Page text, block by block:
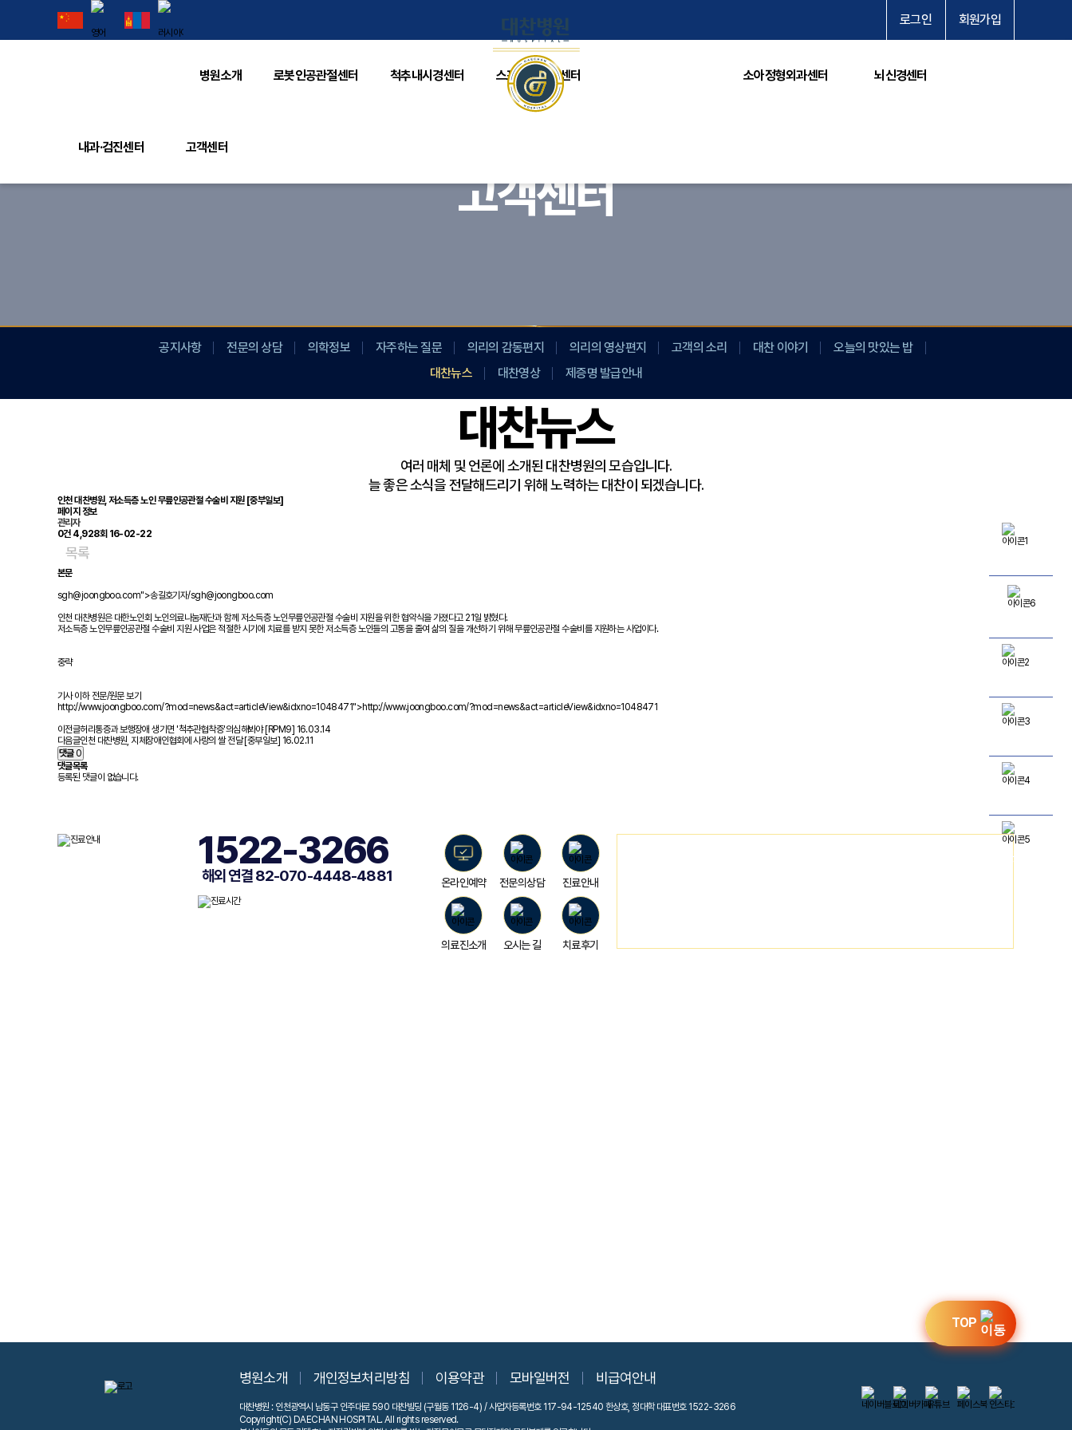
로그인 회원가입
병원소개 로봇인공관절센터 척추내시경센터 스포츠메디컬센터 소아정형외과센터 뇌신경센터
내과·검진센터 고객센터
전문의상담
TOP
고객센터
공지사항 전문의 상담 의학정보 자주하는 질문 의리의 감동편지 의리의 영상편지 고객의 소리 대찬 이야기
오늘의 맛있는 밥
대찬뉴스
대찬영상 제증명 발급안내
대찬뉴스
여러 매체 및 언론에 소개된 대찬병원의 모습입니다.
늘 좋은 소식을 전달해드리기 위해 노력하는 대찬이 되겠습니다.
인천 대찬병원, 저소득층 노인 무릎인공관절 수술비 지원 [중부일보]
페이지 정보
관리자
0건 4,928회 16-02-22
목록
본문
sgh@joongboo.com">송길호기자/sgh@joongboo.com
인천 대찬병원은 대한노인회 노인의료나눔재단과 함께 저소득층 노인무릎인공관절 수술비 지원을 위한 협약식을 가졌다고 21일 밝혔다.
저소득층 노인무릎인공관절 수술비 지원 사업은 적절한 시기에 치료를 받지 못한 저소득층 노인들의 고통을 줄여 삶의 질을 개선하기 위해 무릎인공관절 수술비를 지원하는 사업이다.
중략
기사 이하 전문/원문 보기
http://www.joongboo.com/?mod=news&act=articleView&idxno=1048471">http://www.joongboo.com/?mod=news&act=articleView&idxno=1048471
이전글허리통증과 보행장애 생기면 '척추관협착증'의심해봐야 [RPM9] 16.03.14
다음글인천 대찬병원, 지체장애인협회에 사랑의 쌀 전달 [중부일보] 16.02.11
댓글0
댓글목록
등록된 댓글이 없습니다.
1522-3266
해외 연결 82-070-4448-4881 온라인예약 전문의상담 진료안내
의료진소개 오시는 길 치료후기
병원소개 개인정보처리방침 이용약관 모바일버전 비급여안내
대찬병원 : 인천광역시 남동구 인주대로 590 대찬빌딩 (구월동 1126-4) / 사업자등록번호 117-94-12540 한상호, 정대학 대표번호 1522-3266
Copyright(C) DAECHAN HOSPITAL. All rights reserved.